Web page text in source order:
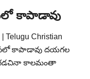
కాపాడావు
Christian
కాపాడావు దయగల
గడచినా కాలమంతా